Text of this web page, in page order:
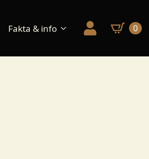
Fakta & info 0